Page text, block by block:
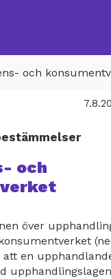
och
och
över
att en